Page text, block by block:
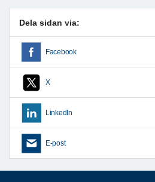
Dela sidan via:
Facebook
X
LinkedIn
E-post